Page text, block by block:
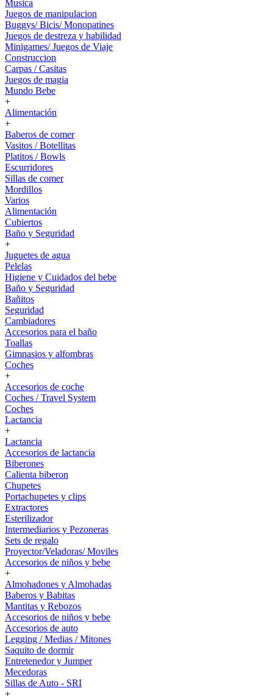
Musica
Juegos de manipulacion
Buggys/ Bicis/ Monopatines
Juegos de destreza y habilidad
Minigames/ Juegos de Viaje
Construccion
Carpas / Casitas
Juegos de magia
Mundo Bebe
+
Alimentación
+
Baberos de comer
Vasitos / Botellitas
Platitos / Bowls
Escurridores
Sillas de comer
Mordillos
Varios
Alimentación
Cubiertos
Baño y Seguridad
+
Juguetes de agua
Pelelas
Higiene y Cuidados del bebe
Baño y Seguridad
Bañitos
Seguridad
Cambiadores
Accesorios para el baño
Toallas
Gimnasios y alfombras
Coches
+
Accesorios de coche
Coches / Travel System
Coches
Lactancia
+
Lactancia
Accesorios de lactancia
Biberones
Calienta biberon
Chupetes
Portachupetes y clips
Extractores
Esterilizador
Intermediarios y Pezoneras
Sets de regalo
Proyector/Veladoras/ Moviles
Accesorios de niños y bebe
+
Almohadones y Almohadas
Baberos y Babitas
Mantitas y Rebozos
Accesorios de niños y bebe
Accesorios de auto
Legging / Medias / Mitones
Saquito de dormir
Entretenedor y Jumper
Mecedoras
Sillas de Auto - SRI
+